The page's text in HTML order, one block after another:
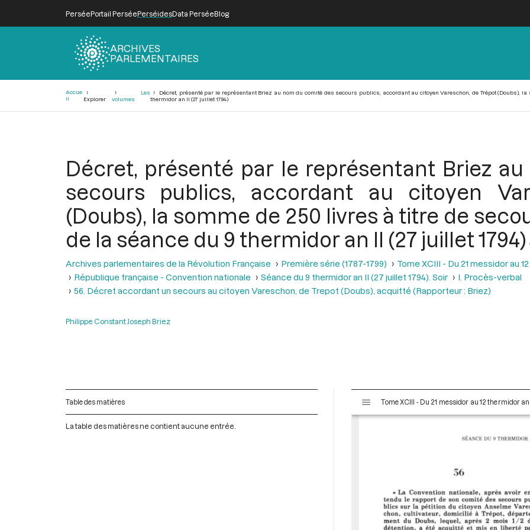
PerséePortail PerséePerséidesData PerséeBlog
ARCHIVES
PARLEMENTAIRES
Accue
il
Explorer
Les
volumes
Décret, présenté par le représentant Briez au nom du comité des secours publics, accordant au citoyen Vareschon, de Trépot (Doubs),
thermidor an II (27 juillet 1794)
Décret, présenté par le représentant Briez
secours publics, accordant au citoyen
(Doubs), la somme de 250 livres à titre de
de la séance du 9 thermidor an II (27 juillet 1794)
Archives parlementaires de la Révolution Française Première série (1787-1799)
Tome XCIII - Du 21 messidor au
République française - Convention nationale
Séance du 9 thermidor an II (27 juillet 1794). Soir
I. Procès-verbal
56. Décret accordant un secours au citoyen Vareschon, de Trepot (Doubs), acquitté (Rapporteur : Briez)
Philippe Constant Joseph Briez
Table des matières
La table des matières ne contient aucune entrée.
s
Tome XCIII - Du 21 messidor au 12 thermidor